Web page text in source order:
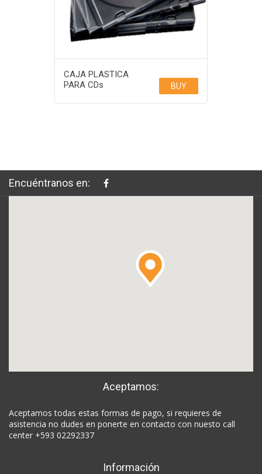
CAJA PLASTICA
PARA CDs
BUY
Encuéntranos en:
Aceptamos:
Aceptamos todas estas formas de pago, si requieres de
asistencia no dudes en ponerte en contacto con nuesto call
center +593 02292337
Información